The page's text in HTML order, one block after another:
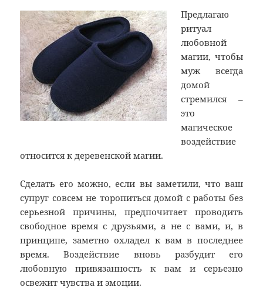
Предлагаю
ритуал
любовной
магии, чтобы
муж всегда
домой
стремился –
это
магическое
воздействие
относится к деревенской магии.
Сделать его можно, если вы заметили, что ваш
супруг совсем не торопиться домой с работы без
серьезной причины, предпочитает проводить
свободное время с друзьями, а не с вами, и, в
принципе, заметно охладел к вам в последнее
время. Воздействие вновь разбудит его
любовную привязанность к вам и серьезно
освежит чувства и эмоции.